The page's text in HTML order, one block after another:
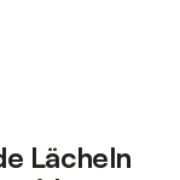
Lächeln